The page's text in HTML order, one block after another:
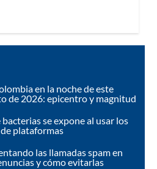
en la noche de este
de 2026: epicentro y magnitud
se expone al usar los
plataformas
las llamadas spam en
y cómo evitarlas